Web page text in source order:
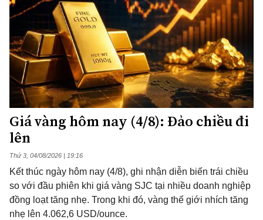
Giá vàng hôm nay (4/8): Đảo chiều đi
lên
Thứ 3, 04/08/2026 | 19:16
Kết thúc ngày hôm nay (4/8), ghi nhận diễn biến trái chiều
so với đầu phiên khi giá vàng SJC tại nhiều doanh nghiệp
đồng loạt tăng nhẹ. Trong khi đó, vàng thế giới nhích tăng
nhẹ lên 4.062,6 USD/ounce.